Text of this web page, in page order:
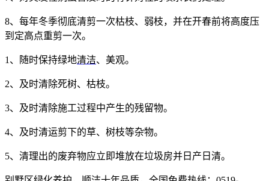
8、每年冬季彻底清剪一次枯枝、弱枝，并在开春前将高度压
到定高点重剪一次。
1 、随时保持绿地清洁、美观。
2、及时清除死树、枯枝。
3、及时清除施工过程中产生的残留物。
4、及时清运剪下的草、树枝等杂物。
5、清理出的废弃物应立即堆放在垃圾房并日产日清。